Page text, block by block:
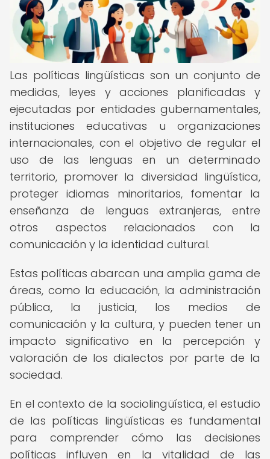
Las políticas lingüísticas son un conjunto de
medidas, leyes y acciones planificadas y
ejecutadas por entidades gubernamentales,
instituciones educativas u organizaciones
internacionales, con el objetivo de regular el
uso de las lenguas en un determinado
territorio, promover la diversidad lingüística,
proteger idiomas minoritarios, fomentar la
enseñanza de lenguas extranjeras, entre
otros aspectos relacionados con la
comunicación y la identidad cultural.
Estas políticas abarcan una amplia gama de
áreas, como la educación, la administración
pública, la justicia, los medios de
comunicación y la cultura, y pueden tener un
impacto significativo en la percepción y
valoración de los dialectos por parte de la
sociedad.
En el contexto de la sociolingüística, el estudio
de las políticas lingüísticas es fundamental
para comprender cómo las decisiones
políticas influyen en la vitalidad de las